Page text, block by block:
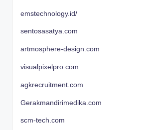
emstechnology.id/
sentosasatya.com
artmosphere-design.com
visualpixelpro.com
agkrecruitment.com
Gerakmandirimedika.com
scm-tech.com